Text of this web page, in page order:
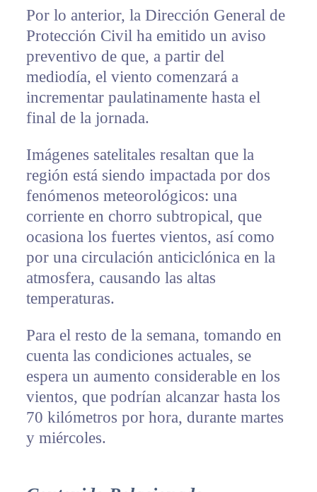
Por lo anterior, la Dirección General de
Protección Civil ha emitido un aviso
preventivo de que, a partir del
mediodía, el viento comenzará a
incrementar paulatinamente hasta el
final de la jornada.
Imágenes satelitales resaltan que la
región está siendo impactada por dos
fenómenos meteorológicos: una
corriente en chorro subtropical, que
ocasiona los fuertes vientos, así como
por una circulación anticiclónica en la
atmosfera, causando las altas
temperaturas.
Para el resto de la semana, tomando en
cuenta las condiciones actuales, se
espera un aumento considerable en los
vientos, que podrían alcanzar hasta los
70 kilómetros por hora, durante martes
y miércoles.